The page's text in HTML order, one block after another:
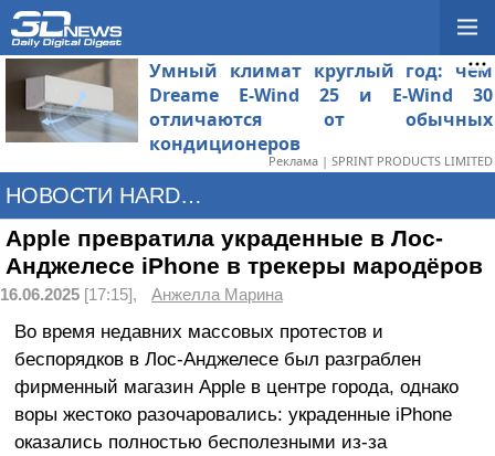
Умный климат круглый год: чем
Dreame E-Wind 25 и E-Wind 30
отличаются от обычных
кондиционеров
Реклама | SPRINT PRODUCTS LIMITED
НОВОСТИ HARDWARE
Apple превратила украденные в Лос-
Анджелесе iPhone в трекеры мародёров
16.06.2025 [17:15], Анжелла Марина
Во время недавних массовых протестов и
беспорядков в Лос-Анджелесе был разграблен
фирменный магазин Apple в центре города, однако
воры жестоко разочаровались: украденные iPhone
оказались полностью бесполезными из-за